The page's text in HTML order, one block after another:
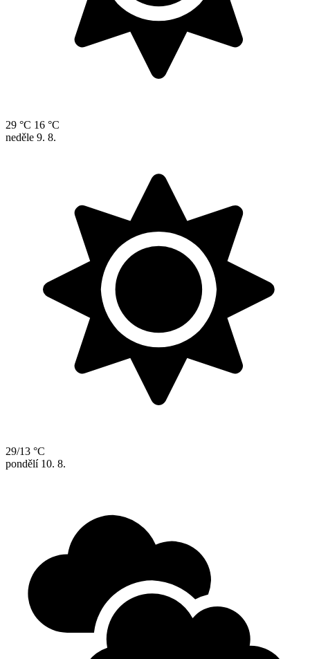
29 °C 16 °C
neděle 9. 8.
29/13 °C
pondělí 10. 8.